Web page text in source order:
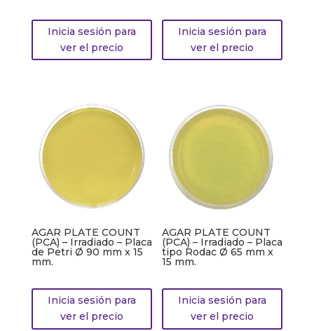
Inicia sesión para
ver el precio
Inicia sesión para
ver el precio
AGAR PLATE COUNT
(PCA) – Irradiado – Placa
de Petri Ø 90 mm x 15
mm.
Inicia sesión para
ver el precio
AGAR PLATE COUNT
(PCA) – Irradiado – Placa
tipo Rodac Ø 65 mm x
15 mm.
Inicia sesión para
ver el precio